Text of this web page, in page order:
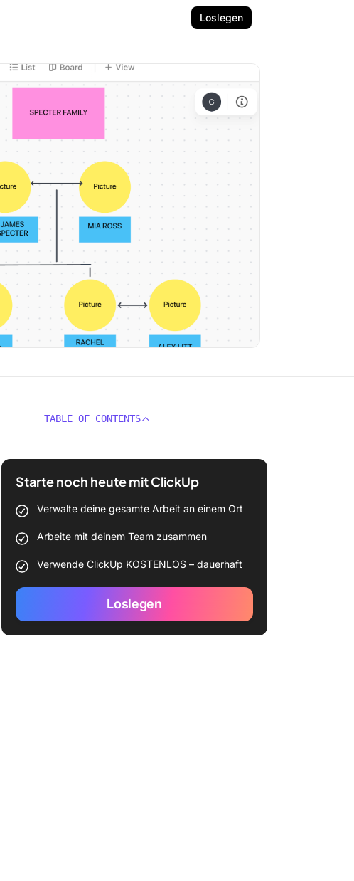
Loslegen
TABLE OF CONTENTS
Starte noch heute mit ClickUp
Verwalte deine gesamte Arbeit an einem Ort
Arbeite mit deinem Team zusammen
Verwende ClickUp KOSTENLOS – dauerhaft
Loslegen